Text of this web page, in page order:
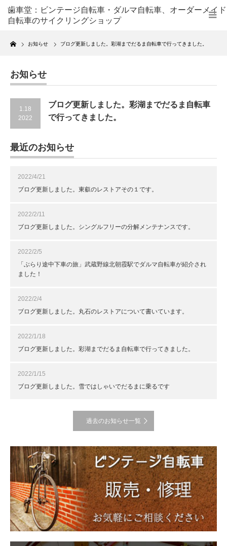
歯車堂：ビンテージ自転車・ダルマ自転車、オーダーメイド
自転車のサイクリングショップ
Home
お知らせ ブログ更新しました。彩湖までだるま自転車で行ってきました。
お知らせ
1.18
2022
ブログ更新しました。彩湖までだるま自転車
で行ってきました。
最近のお知らせ
2022/4/21
ブログ更新しました。東叡のレストアその１です。
2022/2/11
ブログ更新しました。シングルフリーの分解メンテナンスです。
2022/2/5
「ぶらり途中下車の旅」武蔵野線北朝霞駅でダルマ自転車が紹介され
ました！
2022/2/4
ブログ更新しました。丸石のレストアについて書いています。
2022/1/18
ブログ更新しました。彩湖までだるま自転車で行ってきました。
2022/1/15
ブログ更新しました。雪ではしゃいでだるまに乗るです
過去のお知らせ一覧